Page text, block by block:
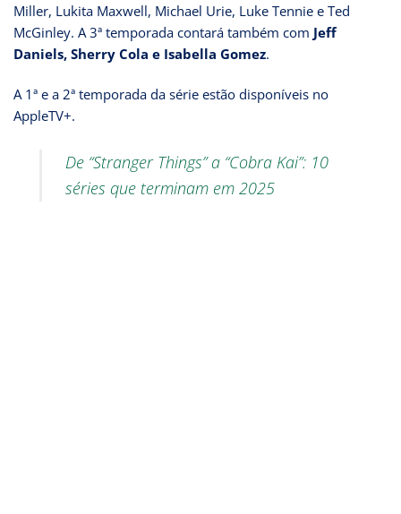
Miller, Lukita Maxwell, Michael Urie, Luke Tennie e Ted
McGinley. A 3ª temporada contará também com Jeff
Daniels, Sherry Cola e Isabella Gomez.
A 1ª e a 2ª temporada da série estão disponíveis no
AppleTV+.
De “Stranger Things” a “Cobra Kai”: 10
séries que terminam em 2025